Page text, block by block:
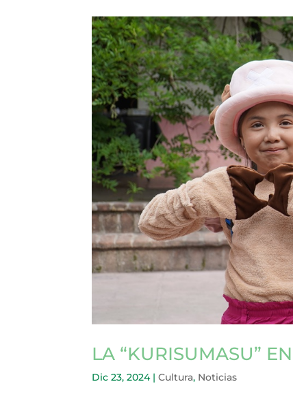
LA “KURISUMASU”
Dic 23, 2024|Cultura, Noticias